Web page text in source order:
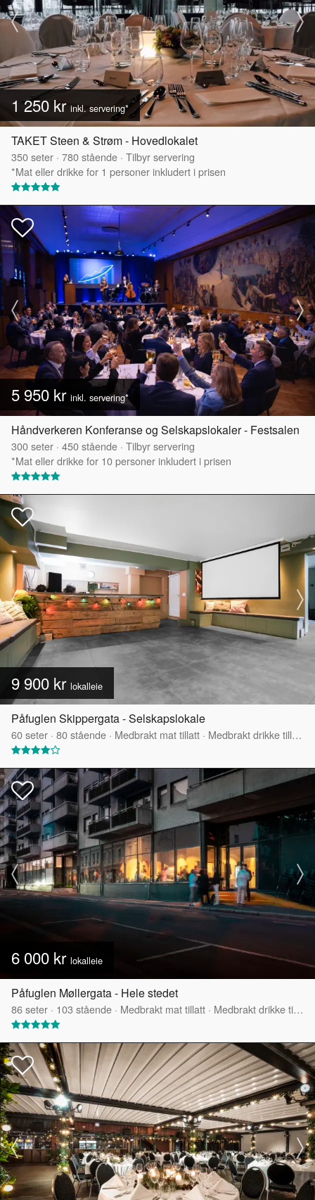
1 250 kr inkl. servering*
TAKET Steen & Strøm - Hovedlokalet
350seter · 780stående · Tilbyr servering
*Mat eller drikke for 1 personer inkludert i prisen
5 950 kr inkl. servering*
Håndverkeren Konferanse og Selskapslokaler - Festsalen
300seter · 450stående · Tilbyr servering
*Mat eller drikke for 10 personer inkludert i prisen
9 900 kr lokalleie
Påfuglen Skippergata - Selskapslokale
60seter · 80stående · Medbrakt mat tillatt · Medbrakt drikke tillatt
6 000 kr lokalleie
Påfuglen Møllergata - Hele stedet
86seter · 103 stående · Medbrakt mat tillatt · Medbrakt drikke tillatt